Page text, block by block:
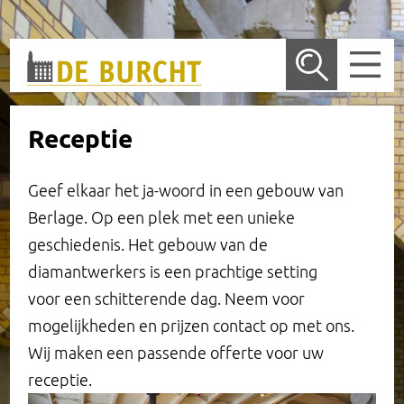
Publicaties
Wetenschappelijk Bureau
Overige publicaties en presentaties
Onderzoek
Onderzoeksprogramma
Lopend onderzoek
Dossiers
Zeggenschap
Henri Polaklezing
Vergaderlocatie
Arrangementen
Entree en receptie
Bondsraadzaal
Trouwen
Rondleidingen
Historie
Receptie
Geef elkaar het ja-woord in een gebouw van
Berlage. Op een plek met een unieke
geschiedenis. Het gebouw van de
diamantwerkers is een prachtige setting
voor een schitterende dag. Neem voor
mogelijkheden en prijzen contact op met ons.
Wij maken een passende offerte voor uw
receptie.